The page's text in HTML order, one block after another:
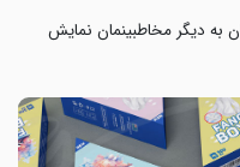
به دیگر مخاطبینمان نمایش